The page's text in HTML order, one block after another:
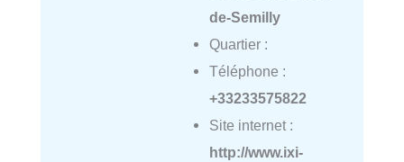
de-Semilly
Quartier :
Téléphone :
+33233575822
Site internet :
http://www.ixi-